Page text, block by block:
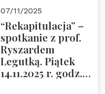
07/11/2025
“Rekapitulacja” –
spotkanie z prof.
Ryszardem
Legutką. Piątek
14.11.2025 r. godz.